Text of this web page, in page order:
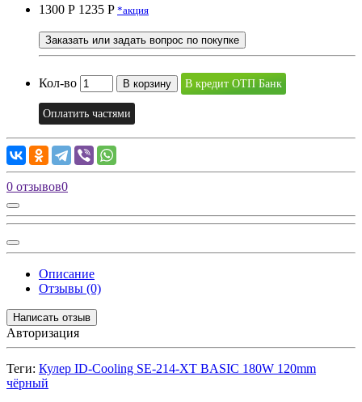
1300 Р 1235 P *акция
Заказать или задать вопрос по покупке
Кол-во В корзину В кредит ОТП Банк
Оплатить частями
0 отзывов0
Описание
Отзывы (0)
Написать отзыв
Авторизация
Теги: Кулер ID-Cooling SE-214-XT BASIC 180W 120mm
чёрный